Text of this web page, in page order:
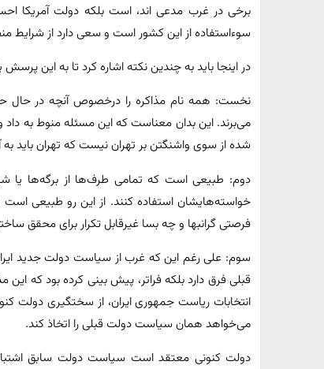
برخی در غرب مدعی اند، است بلکه دولت آمریکا
سوءاستفاده از این کشور است و سعی دارد از شرایط
در اینجا باید به چندین نکته اشاره کرد تا به این
نخست: همه نام مذاکره را درخصوص آنچه در حال
می‌برند. این بدان معناست که این مسئله منوط به
شده از سوی واشنگتن بر تهران نیست که تهران باید
دوم: طبیعی است که تمامی طرف‌ها از برگه‌ها یا
خواسته‌هایشان استفاده کنند. از این رو طبیعی است
فرصتی گرانبها و چه بسا غیرقابل تکرار برای محقق
سوم: علی رغم این که غرب از سیاست دولت جدید
قبلی فرق دارد بلکه فراتر، پیش بینی کرده بود که
انتخابات ریاست جمهوری ایران، از سختگیری
می‌خواهد همان سیاست دولت قبلی را اتخاذ کند.
دولت کنونی معتقد است سیاست دولت سابق